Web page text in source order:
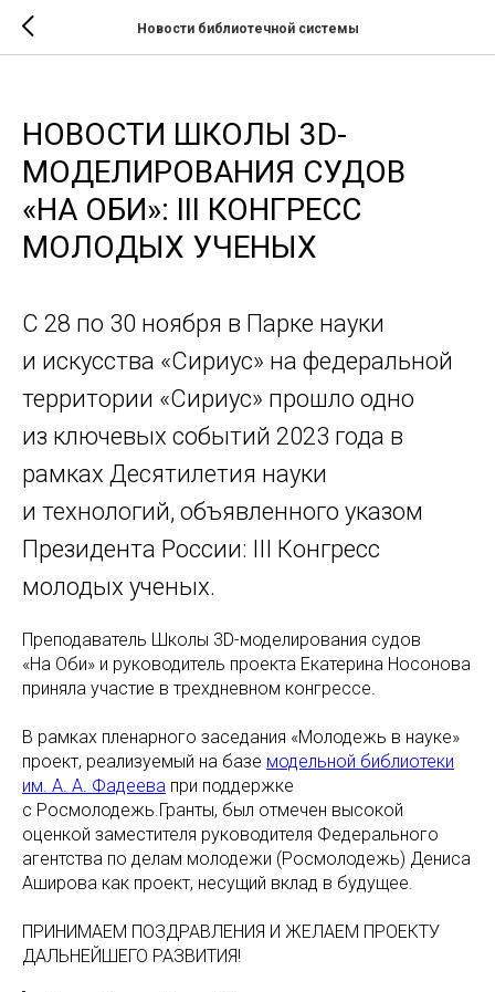
Новости библиотечной системы
НОВОСТИ ШКОЛЫ 3D-
МОДЕЛИРОВАНИЯ СУДОВ
«НА ОБИ»: III КОНГРЕСС
МОЛОДЫХ УЧЕНЫХ
С 28 по 30 ноября в Парке науки
и искусства «Сириус» на федеральной
территории «Сириус» прошло одно
из ключевых событий 2023 года в
рамках Десятилетия науки
и технологий, объявленного указом
Президента России: III Конгресс
молодых ученых.
Преподаватель Школы 3D-моделирования судов
«На Оби» и руководитель проекта Екатерина Носонова
приняла участие в трехдневном конгрессе.
В рамках пленарного заседания «Молодежь в науке»
проект, реализуемый на базе модельной библиотеки
им. А. А. Фадеева при поддержке
с Росмолодежь.Гранты, был отмечен высокой
оценкой заместителя руководителя Федерального
агентства по делам молодежи (Росмолодежь) Дениса
Аширова как проект, несущий вклад в будущее.
ПРИНИМАЕМ ПОЗДРАВЛЕНИЯ И ЖЕЛАЕМ ПРОЕКТУ
ДАЛЬНЕЙШЕГО РАЗВИТИЯ!